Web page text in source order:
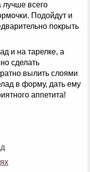
всего
Подойдут и
покрыть
и на тарелке, а
сделать
вылить слоями
в форму, дать ему
аппетита!